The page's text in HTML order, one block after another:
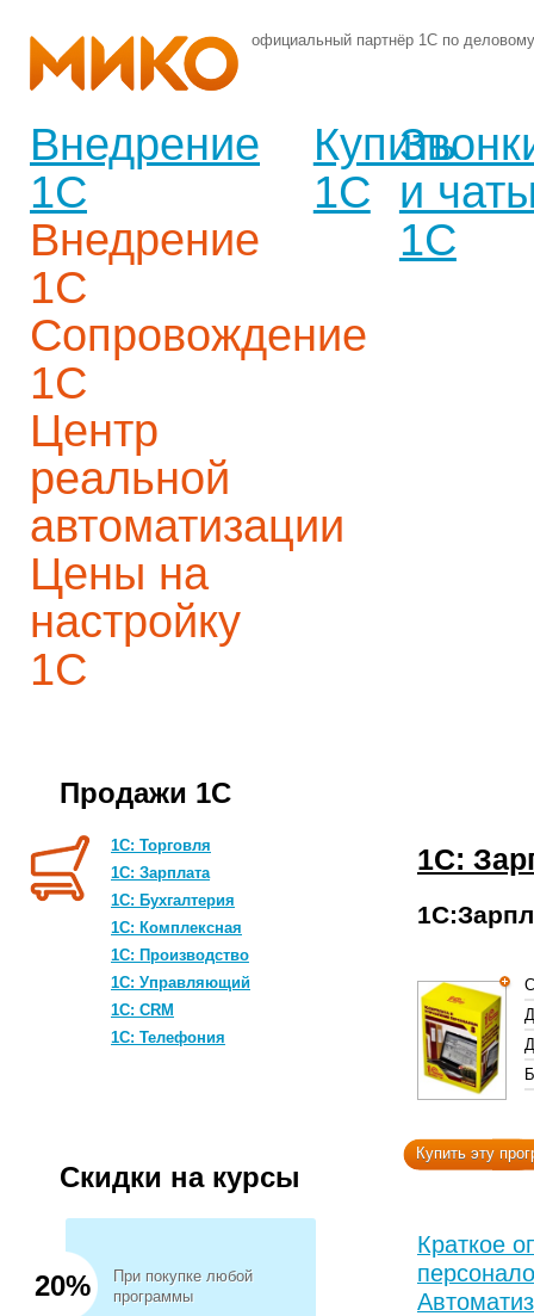
официальный партнёр 1С по
Внедрение
1С
Внедрение
1С
Сопровождение
1С
Центр
реальной
автоматизации
Цены на
настройку
1С
Купить
1С
и
1С
Продажи 1С
1С: Торговля
1С: Зарплата
1С: Бухгалтерия
1С: Комплексная
1C: Производство
1С: Управляющий
1С: CRM
1С: Телефония
Скидки на курсы
При покупке любой
программы
20%
1С:
Купить эту
Краткое